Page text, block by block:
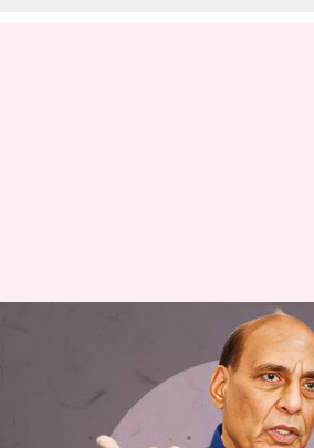
मल्लिकार्जुन खड़गे के
मंत्री राजनाथ सिंह का
125 साल जीवित रहें
Sep 30, 2024 05:35 pm